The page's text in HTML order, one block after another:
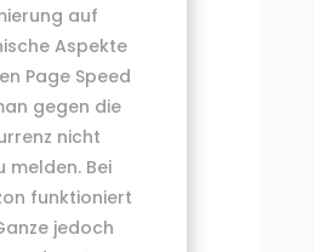
auf
Aspekte
Page Speed
gegen die
nicht
melden. Bei
funktioniert
jedoch